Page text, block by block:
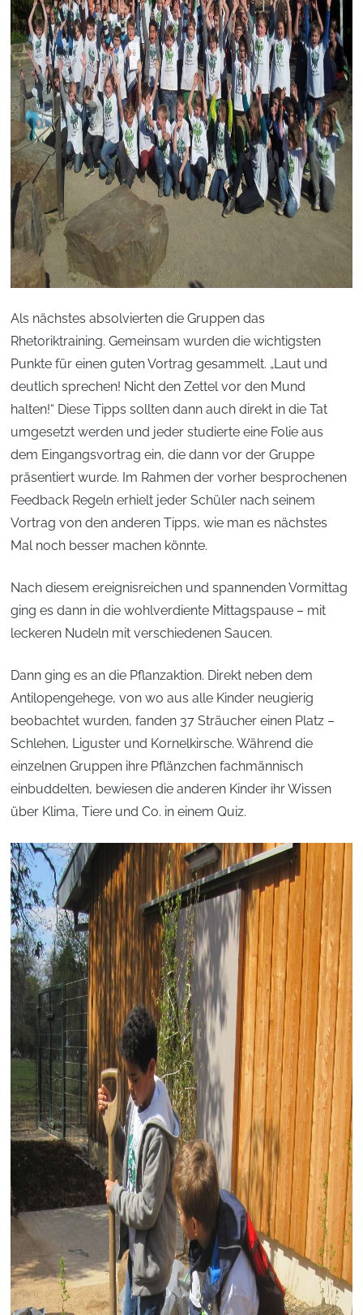
Als nächstes absolvierten die Gruppen das
Rhetoriktraining. Gemeinsam wurden die wichtigsten
Punkte für einen guten Vortrag gesammelt. „Laut und
deutlich sprechen! Nicht den Zettel vor den Mund
halten!“ Diese Tipps sollten dann auch direkt in die Tat
umgesetzt werden und jeder studierte eine Folie aus
dem Eingangsvortrag ein, die dann vor der Gruppe
präsentiert wurde. Im Rahmen der vorher besprochenen
Feedback Regeln erhielt jeder Schüler nach seinem
Vortrag von den anderen Tipps, wie man es nächstes
Mal noch besser machen könnte.
Nach diesem ereignisreichen und spannenden Vormittag
ging es dann in die wohlverdiente Mittagspause – mit
leckeren Nudeln mit verschiedenen Saucen.
Dann ging es an die Pflanzaktion. Direkt neben dem
Antilopengehege, von wo aus alle Kinder neugierig
beobachtet wurden, fanden 37 Sträucher einen Platz –
Schlehen, Liguster und Kornelkirsche. Während die
einzelnen Gruppen ihre Pflänzchen fachmännisch
einbuddelten, bewiesen die anderen Kinder ihr Wissen
über Klima, Tiere und Co. in einem Quiz.